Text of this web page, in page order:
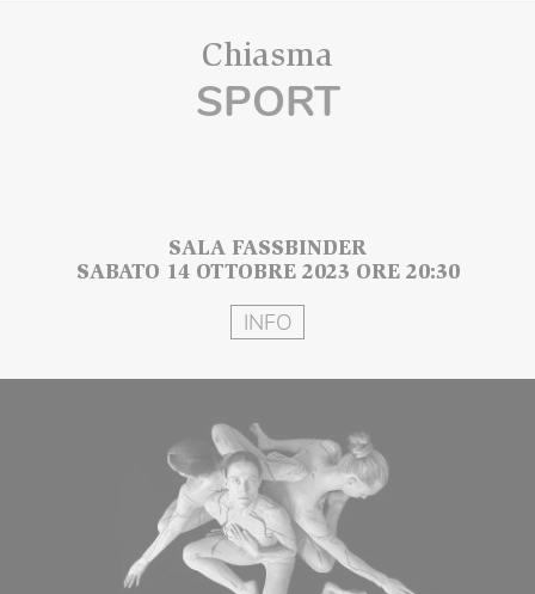
Chiasma
SPORT
SALA FASSBINDER
SABATO 14 OTTOBRE 2023 ORE 20:30
INFO